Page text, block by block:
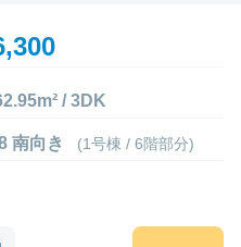
/ 3DK
南向き (1号棟 / 6階部分)